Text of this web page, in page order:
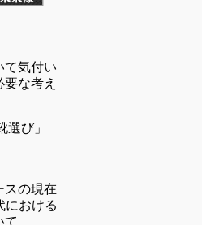
て気付い
な考え
選び」
スの現在
おける
て